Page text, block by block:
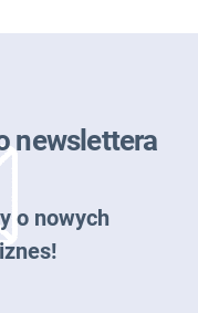
newslettera
o nowych